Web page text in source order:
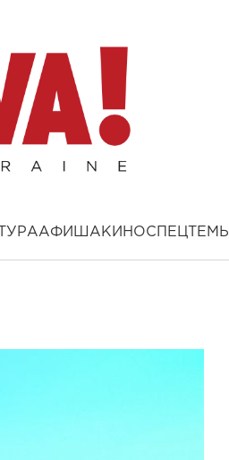
АФИША КИНОСПЕЦТЕМЫ